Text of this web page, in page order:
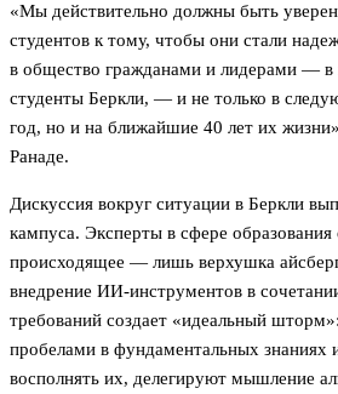
«Мы действительно должны быть
студентов к тому, чтобы они стали
в общество гражданами и лидерами — в
студенты Беркли, — и не только в
год, но и на ближайшие 40 лет их
Ранаде.
Дискуссия вокруг ситуации в Беркли
кампуса. Эксперты в сфере образования
происходящее — лишь верхушка
внедрение ИИ-инструментов в
требований создает «идеальный
пробелами в фундаментальных знаниях
восполнять их, делегируют мышление